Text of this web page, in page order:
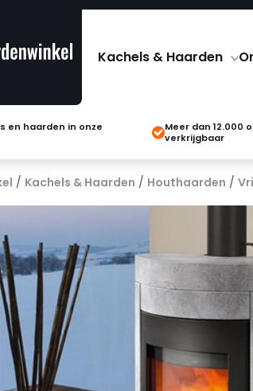
Kachels & Haarden
en haarden in onze
Meer dan 12.000
verkrijgbaar
/ Kachels & Haarden / Houthaarden /